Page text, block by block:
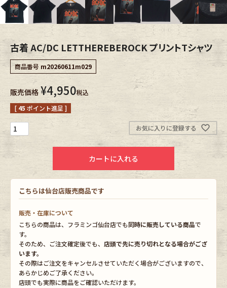
Bottoms Fafatt
レディース商品カテゴリーから探す
Tops Bottoms
Outer
Kidswear
小物・アクセサリーから探す
Eye Wear
Bag
Accessory Shoes
Belt antique goods
古着 AC/DC LETTHEREBEROCK プリントTシャツ
商品番号 m20260611m029
販売価格 ¥4,950税込
[ 45 ポイント進呈 ]
お気に入りに登録する
カートに入れる
こちらは仙台店販売商品です
販売・在庫について
こちらの商品は、フラミンゴ仙台店でも同時に販売している商品で
す。
そのため、ご注文確定後でも、 店頭で先に売り切れとなる場合がござ
います。
その際はご注文をキャンセルさせていただく場合がございますので、
あらかじめご了承ください。
店頭でも実際に商品をご確認いただけます。